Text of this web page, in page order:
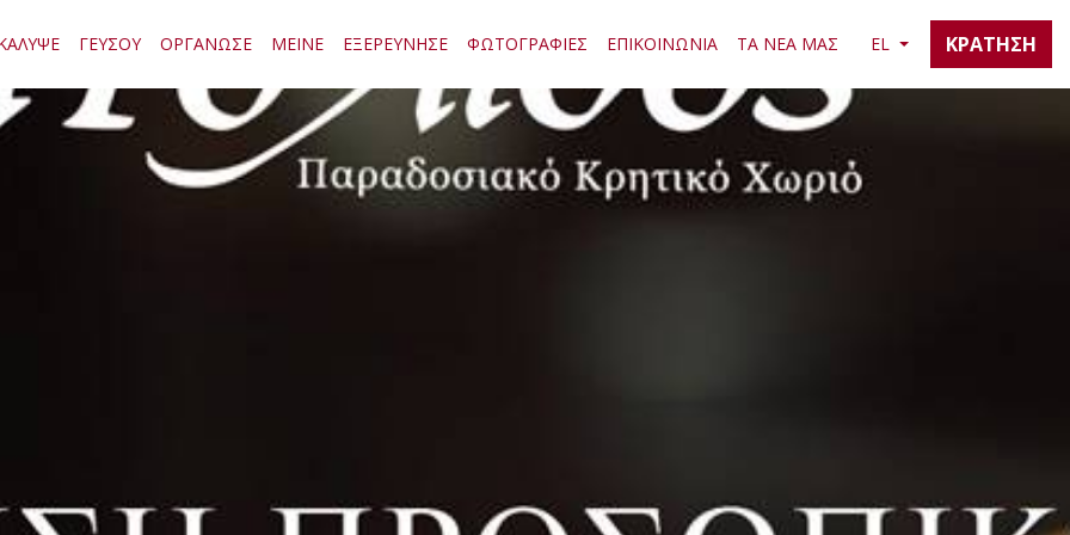
ΓΕΥΣΟΥ ΟΡΓΑΝΩΣΕ ΜΕΙΝΕ ΕΞΕΡΕΥΝΗΣΕ ΦΩΤΟΓΡΑΦΙΕΣ ΕΠΙΚΟΙΝΩΝΙΑ ΤΑ ΝΕΑ ΜΑΣ EL ΚΡΑΤΗΣΗ